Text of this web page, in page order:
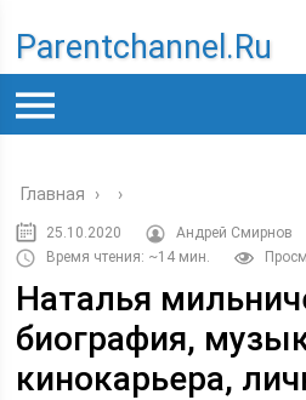
Parentchannel.ru
Главная › ›
25.10.2020
Андрей Смирнов
Время чтения: ~14 мин.
Наталья
биография,
кинокарьера,